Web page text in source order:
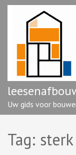
Ga
enter)
Uw gids voor
Tag: sterk